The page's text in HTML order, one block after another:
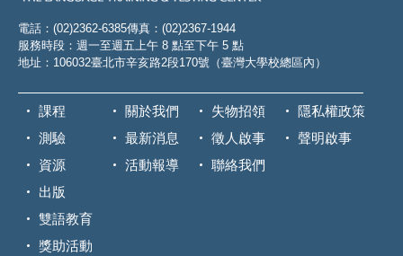
電話：(02)2362-6385傳真：(02)2367-1944
服務時段：週一至週五上午 8 點至下午 5 點
地址：106032臺北市辛亥路2段170號（臺灣大學校總區內）
課程
測驗
資源
出版
雙語教育
獎助活動
關於我們
最新消息
活動報導
失物招領
徵人啟事
聯絡我們
隱私權政策
聲明啟事